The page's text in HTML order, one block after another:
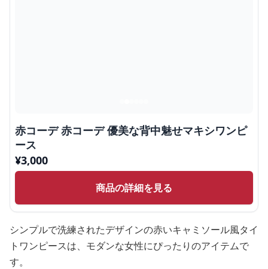
赤コーデ 赤コーデ 優美な背中魅せマキシワンピ
ース
¥3,000
商品の詳細を見る
シンプルで洗練されたデザインの赤いキャミソール風タイ
トワンピースは、モダンな女性にぴったりのアイテムで
す。